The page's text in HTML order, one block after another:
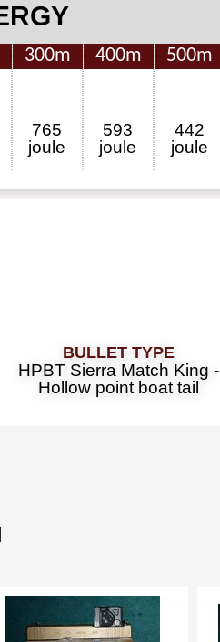
300m
765
joule
400m
593
joule
500m
442
joule
Bullet Type
HPBT Sierra Match King -
Hollow point boat tail